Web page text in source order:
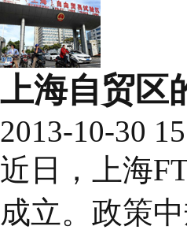
上海自贸区
2013-10-30
近日，上海
成立。政策